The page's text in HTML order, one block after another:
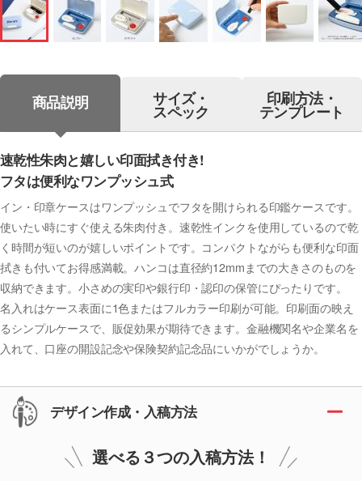
商品説明 サイズ・
スペック
印刷方法・
テンプレート
速乾性朱肉と嬉しい印面拭き付き!
フタは便利なワンプッシュ式
イン・印章ケースはワンプッシュでフタを開けられる印鑑ケースです。
使いたい時にすぐ使える朱肉付き。速乾性インクを使用しているので乾
く時間が短いのが嬉しいポイントです。コンパクトながらも便利な印面
拭きも付いてお得感満載。ハンコは直径約12mmまでの大きさのものを
収納できます。小さめの実印や銀行印・認印の保管にぴったりです。
名入れはケース表面に1色またはフルカラー印刷が可能。印刷面の映え
るシンプルケースで、販促効果が期待できます。金融機関名や企業名を
入れて、口座の開設記念や保険契約記念品にいかがでしょうか。
デザイン作成・入稿方法
選べる３つの入稿方法！